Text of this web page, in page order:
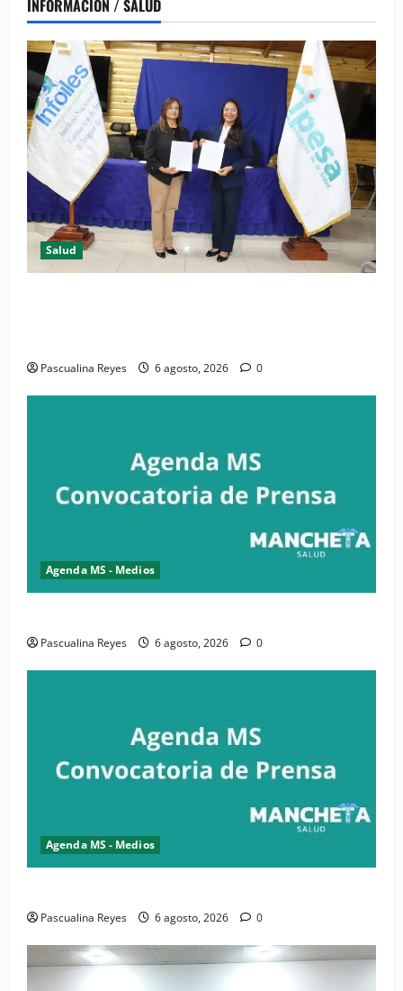
INFORMACIÓN / SALUD
Salud
Pascualina Reyes 6 agosto, 2026 0
Agenda MS - Medios
Pascualina Reyes 6 agosto, 2026 0
Agenda MS - Medios
Pascualina Reyes 6 agosto, 2026 0